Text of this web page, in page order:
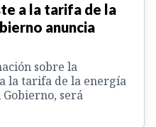
a la tarifa de la
anuncia
sobre la
la tarifa de la energía
será